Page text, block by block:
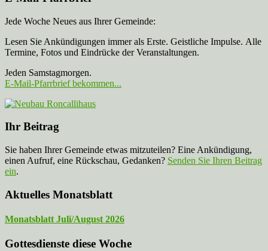
Jede Woche Neues aus Ihrer Gemeinde:
Lesen Sie Ankündigungen immer als Erste. Geistliche Impulse. Alle
Termine, Fotos und Eindrücke der Veranstaltungen.
Jeden Samstagmorgen.
E-Mail-Pfarrbrief bekommen...
Ihr Beitrag
Sie haben Ihrer Gemeinde etwas mitzuteilen? Eine Ankündigung,
einen Aufruf, eine Rückschau, Gedanken? Senden Sie Ihren Beitrag
ein.
Aktuelles Monatsblatt
Monatsblatt Juli/August 2026
Gottesdienste diese Woche